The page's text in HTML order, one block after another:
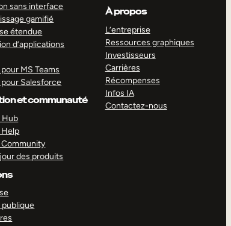
sans interface
gamifié
étendue
d’applications
MS Teams
Salesforce
et communauté
Hub
des produits
À propos
L’entreprise
Ressources graphiques
Investisseurs
Carrières
Récompenses
Infos IA
Contactez-nous